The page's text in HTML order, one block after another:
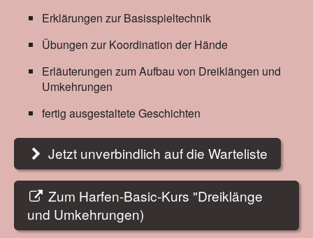
Erklärungen zur Basisspieltechnik
Übungen zur Koordination der Hände
Erläuterungen zum Aufbau von Dreiklängen und
Umkehrungen
fertig ausgestaltete Geschichten
Jetzt unverbindlich auf die Warteliste
Zum Harfen-Basic-Kurs "Dreiklänge
und Umkehrungen)